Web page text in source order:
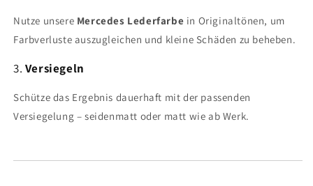
Nutze unsere Mercedes Lederfarbe in Originaltönen, um
Farbverluste auszugleichen und kleine Schäden zu beheben.
3. Versiegeln
Schütze das Ergebnis dauerhaft mit der passenden
Versiegelung – seidenmatt oder matt wie ab Werk.